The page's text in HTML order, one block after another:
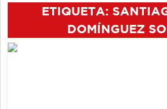
Área de Deportes
ETIQUETA:
DOMÍNGUEZ